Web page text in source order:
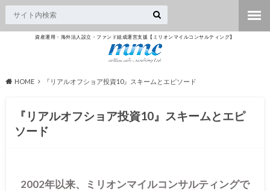
資産運用・海外法人設立・ファンド組成運営支援【ミリオンマイルコンサルティング】
HOME 『リアルオフショア投資10』スキームとエピソード
『リアルオフショア投資10』スキームとエピ
ソード
2002年以来、ミリオンマイルコンサルティングで